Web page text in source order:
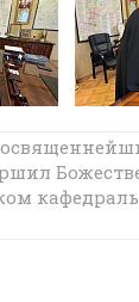
«Город